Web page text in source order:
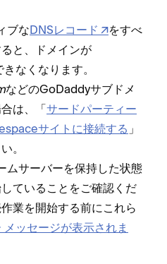
ブなDNSレコ⁠ード
をすべ
と⁠、ドメインが
なくなります⁠。
などのGoDaddyサブドメ
は⁠、「⁠サ⁠ードパ⁠ーテ⁠ィ⁠ー
サイトに接続する ⁠」
。
ムサ⁠ーバ⁠ーを保持した状態
ていることをご確認くだ
業を開始する前にこれら
メ⁠ッセ⁠ージが表示されま